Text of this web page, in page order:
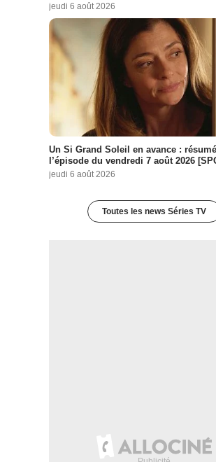
jeudi 6 août 2026
Un Si Grand Soleil en avance :
l’épisode du vendredi 7 août 2026
jeudi 6 août 2026
Toutes les news Séries TV